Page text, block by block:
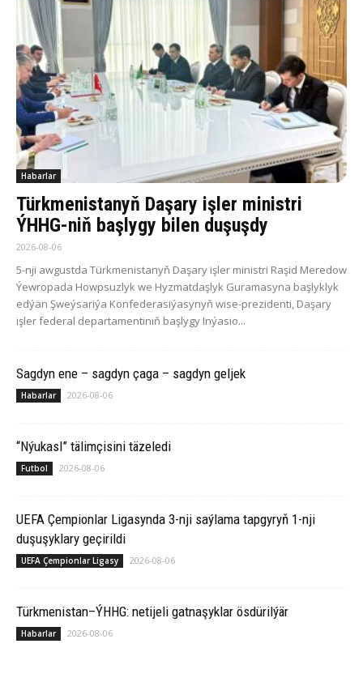
Habarlar
Türkmenistanyň Daşary işler ministri
ÝHHG-niň başlygy bilen duşuşdy
2026-08-06
5-nji awgustda Türkmenistanyň Daşary işler ministri Raşid Meredow
Ýewropada Howpsuzlyk we Hyzmatdaşlyk Guramasyna başlyklyk
edýän Şweýsariýa Konfederasiýasynyň wise-prezidenti, Daşary
işler federal departamentiniň başlygy Inýasio...
Sagdyn ene – sagdyn çaga – sagdyn geljek
Habarlar 2026-08-06
“Nýukasl” tälimçisini täzeledi
Futbol 2026-08-06
UEFA Çempionlar Ligasynda 3-nji saýlama tapgyryň 1-nji
duşuşyklary geçirildi
UEFA Çempionlar Ligasy 2026-08-06
Türkmenistan–ÝHHG: netijeli gatnaşyklar ösdürilýär
Habarlar 2026-08-06